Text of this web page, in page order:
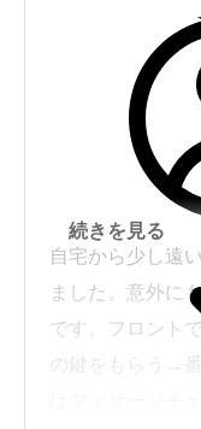
自宅から少し遠
ました。意外に
です。フロント
の鍵をもらう→
続きを見る